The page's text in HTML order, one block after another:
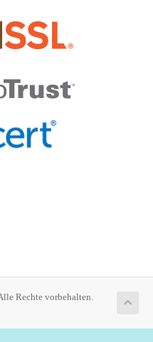
Rechte vorbehalten.